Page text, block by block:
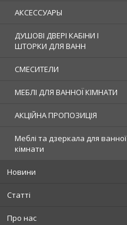
АКСЕССУАРЫ
ДУШОВІ ДВЕРІ КАБІНИ І
ШТОРКИ ДЛЯ ВАНН
СМЕСИТЕЛИ
МЕБЛІ ДЛЯ ВАННОЇ КІМНАТИ
АКЦІЙНА ПРОПОЗИЦІЯ
Меблі та дзеркала для ванної
кімнати
Новини
Статті
Про нас